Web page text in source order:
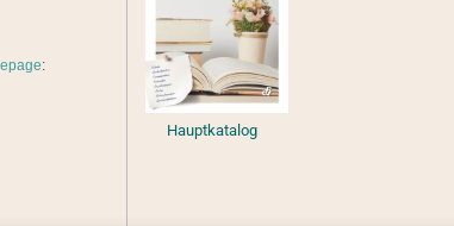
:
Hauptkatalog